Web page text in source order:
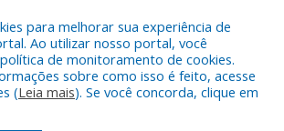
reservados a Prefeitura Municipal de Afuá.
para melhorar sua experiência de
Ao utilizar nosso portal, você
de monitoramento de cookies.
sobre como isso é feito, acesse
(Leia mais). Se você concorda, clique em